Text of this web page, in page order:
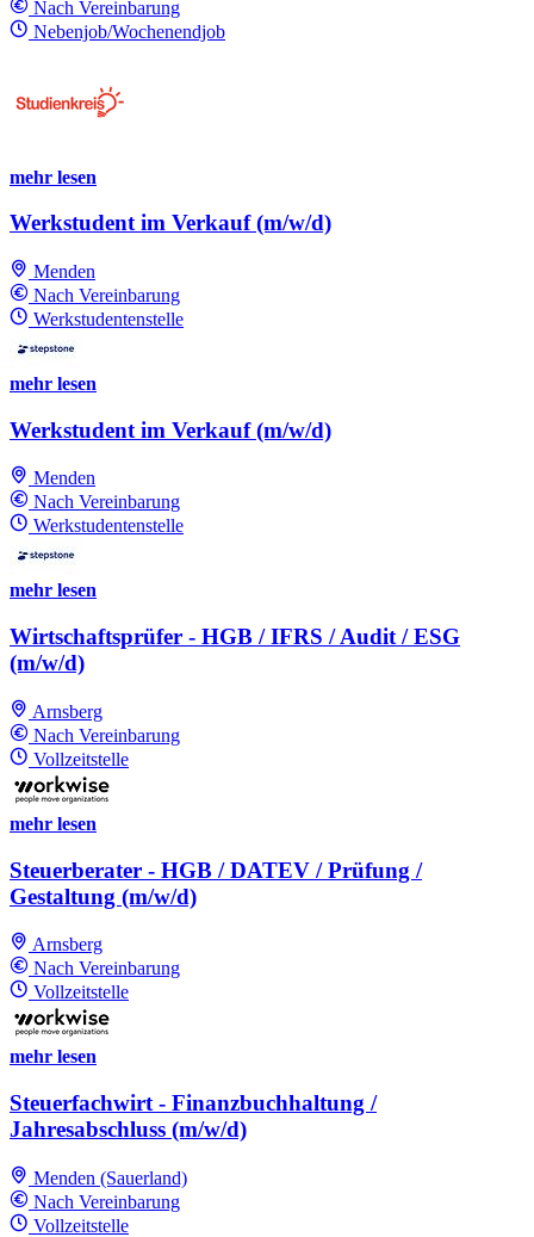
Nach Vereinbarung
Nebenjob/Wochenendjob
mehr lesen
Werkstudent im Verkauf (m/w/d)
Menden
Nach Vereinbarung
Werkstudentenstelle
mehr lesen
Werkstudent im Verkauf (m/w/d)
Menden
Nach Vereinbarung
Werkstudentenstelle
mehr lesen
Wirtschaftsprüfer - HGB / IFRS / Audit / ESG
(m/w/d)
Arnsberg
Nach Vereinbarung
Vollzeitstelle
mehr lesen
Steuerberater - HGB / DATEV / Prüfung /
Gestaltung (m/w/d)
Arnsberg
Nach Vereinbarung
Vollzeitstelle
mehr lesen
Steuerfachwirt - Finanzbuchhaltung /
Jahresabschluss (m/w/d)
Menden (Sauerland)
Nach Vereinbarung
Vollzeitstelle